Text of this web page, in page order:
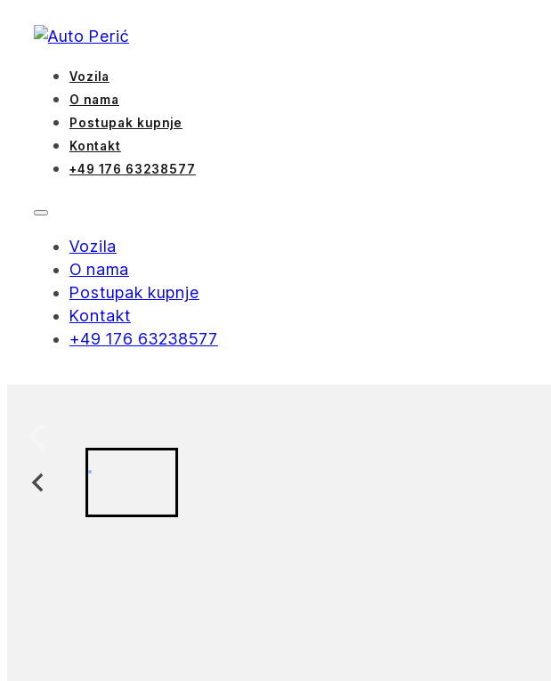
Vozila
O nama
Postupak kupnje
Kontakt
+49 176 63238577
Vozila
O nama
Postupak kupnje
Kontakt
+49 176 63238577